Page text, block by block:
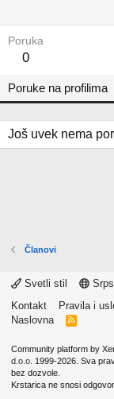
Poruka
0
Poruke na profilima
Još uvek nema
Članovi
Svetli stil
Kontakt
Pravila i
Naslovna
R
Community platform by
d.o.o. 1999-2026. Sva
bez dozvole.
Krstarica ne snosi